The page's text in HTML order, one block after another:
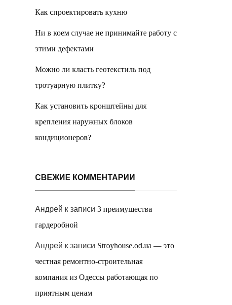
Как спроектировать кухню
Ни в коем случае не принимайте работу с
этими дефектами
Можно ли класть геотекстиль под
тротуарную плитку?
Как установить кронштейны для
крепления наружных блоков
кондиционеров?
СВЕЖИЕ КОММЕНТАРИИ
Андрей к записи 3 преимущества
гардеробной
Андрей к записи Stroyhouse.od.ua — это
честная ремонтно-строительная
компания из Одессы работающая по
приятным ценам